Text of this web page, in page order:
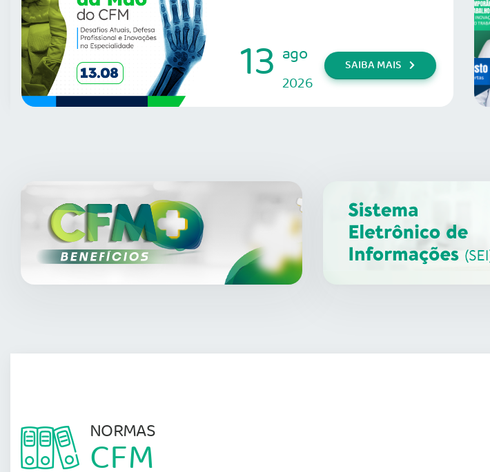
13 ago
2026
SAIBA MAIS
NORMAS
CFM